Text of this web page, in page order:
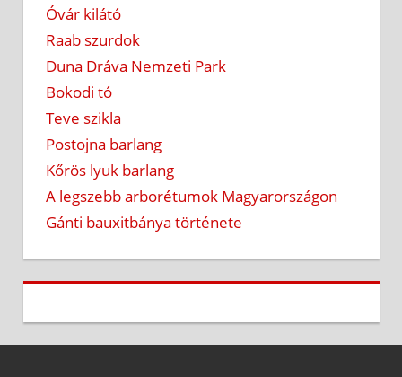
Óvár kilátó
Raab szurdok
Duna Dráva Nemzeti Park
Bokodi tó
Teve szikla
Postojna barlang
Kőrös lyuk barlang
A legszebb arborétumok Magyarországon
Gánti bauxitbánya története